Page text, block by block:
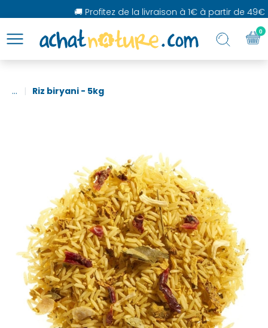
🚚 Profitez de la livraison à 1€ à partir de 49€
... Riz biryani - 5kg
0